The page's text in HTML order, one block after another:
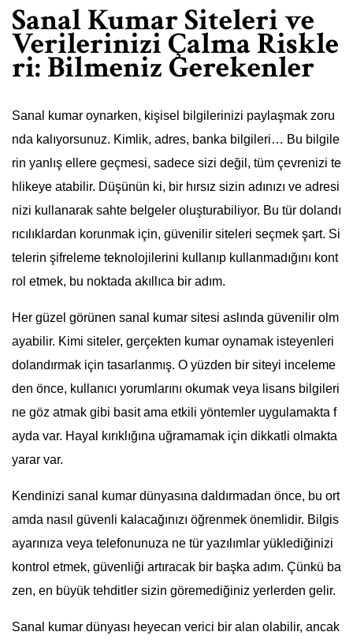
Sanal Kumar Siteleri ve
Verilerinizi Çalma Riskle
ri: Bilmeniz Gerekenler
Sanal kumar oynarken, kişisel bilgilerinizi paylaşmak zoru
nda kalıyorsunuz. Kimlik, adres, banka bilgileri… Bu bilgile
rin yanlış ellere geçmesi, sadece sizi değil, tüm çevrenizi te
hlikeye atabilir. Düşünün ki, bir hırsız sizin adınızı ve adresi
nizi kullanarak sahte belgeler oluşturabiliyor. Bu tür dolandı
rıcılıklardan korunmak için, güvenilir siteleri seçmek şart. Si
telerin şifreleme teknolojilerini kullanıp kullanmadığını kont
rol etmek, bu noktada akıllıca bir adım.
Her güzel görünen sanal kumar sitesi aslında güvenilir olm
ayabilir. Kimi siteler, gerçekten kumar oynamak isteyenleri
dolandırmak için tasarlanmış. O yüzden bir siteyi inceleme
den önce, kullanıcı yorumlarını okumak veya lisans bilgileri
ne göz atmak gibi basit ama etkili yöntemler uygulamakta f
ayda var. Hayal kırıklığına uğramamak için dikkatli olmakta
yarar var.
Kendinizi sanal kumar dünyasına daldırmadan önce, bu ort
amda nasıl güvenli kalacağınızı öğrenmek önemlidir. Bilgis
ayarınıza veya telefonunuza ne tür yazılımlar yüklediğinizi
kontrol etmek, güvenliği artıracak bir başka adım. Çünkü ba
zen, en büyük tehditler sizin göremediğiniz yerlerden gelir.
Sanal kumar dünyası heyecan verici bir alan olabilir, ancak